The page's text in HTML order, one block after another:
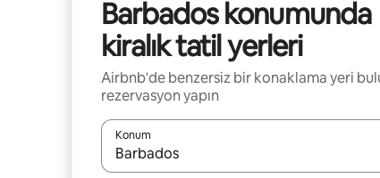
Barbados konumunda
kiralık tatil yerleri
Airbnb'de benzersiz bir konaklama yeri
rezervasyon yapın
Konum
Sonuçlar kullanılabilir olduğunda yukarı ve